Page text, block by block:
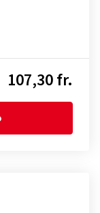
107,30 fr.